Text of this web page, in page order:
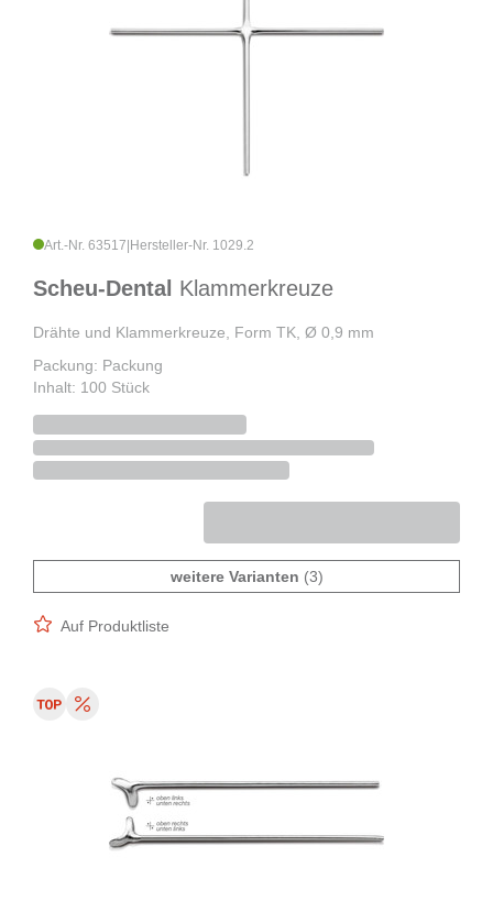
Art.-Nr. 63517 Hersteller-Nr. 1029.2
Scheu-Dental Klammerkreuze
Drähte und Klammerkreuze, Form TK, Ø 0,9 mm
Packung: Packung
Inhalt: 100 Stück
weitere Varianten (3)
Auf Produktliste